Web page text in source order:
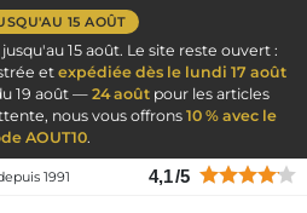
15 AOÛT
15 août. Le site reste ouvert :
et expédiée dès le lundi 17 août
19 août —24 aoûtpour les articles
nous vous offrons 10 % avec le
AOUT10.
1991 4,1/5